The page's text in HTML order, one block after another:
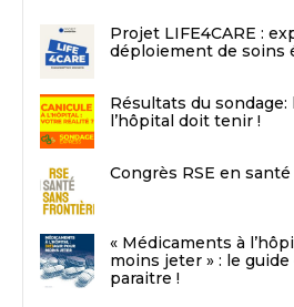
Projet LIFE4CARE :
déploiement de soins
Résultats du
l’hôpital doit tenir !
Congrès RSE en
« Médicaments à
moins jeter » : le
paraitre !